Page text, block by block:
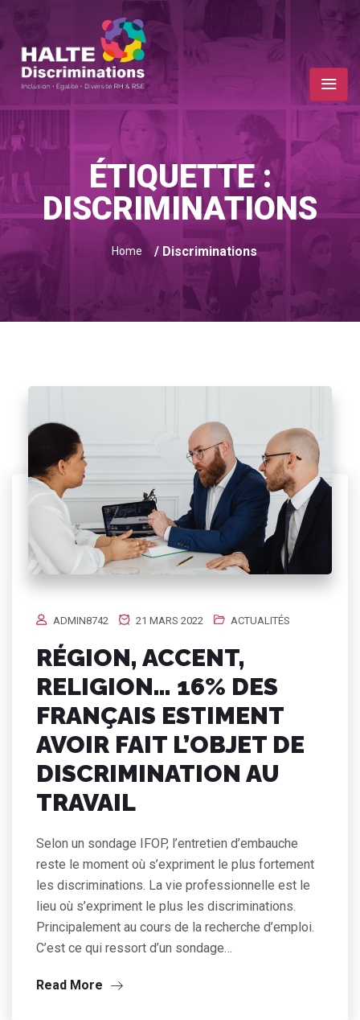
ÉTIQUETTE :
DISCRIMINATIONS
Home / Discriminations
ADMIN8742 21 MARS 2022 ACTUALITÉS
RÉGION, ACCENT,
RELIGION… 16% DES
FRANÇAIS ESTIMENT
AVOIR FAIT L’OBJET DE
DISCRIMINATION AU
TRAVAIL
Selon un sondage IFOP, l’entretien d’embauche
reste le moment où s’expriment le plus fortement
les discriminations. La vie professionnelle est le
lieu où s’expriment le plus les discriminations.
Principalement au cours de la recherche d’emploi.
C’est ce qui ressort d’un sondage…
Read More